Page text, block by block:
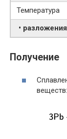
Температура
• разложения
Получение
веществ: